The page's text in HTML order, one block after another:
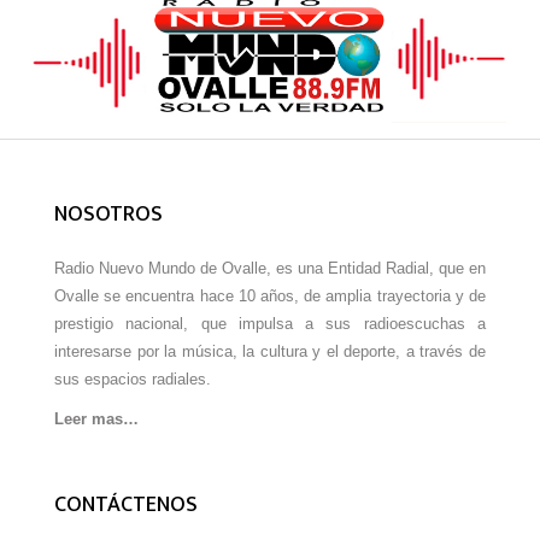
NOSOTROS
Radio Nuevo Mundo de Ovalle, es una Entidad Radial, que en
Ovalle se encuentra hace 10 años, de amplia trayectoria y de
prestigio nacional, que impulsa a sus radioescuchas a
interesarse por la música, la cultura y el deporte, a través de
sus espacios radiales.
Leer mas…
CONTÁCTENOS